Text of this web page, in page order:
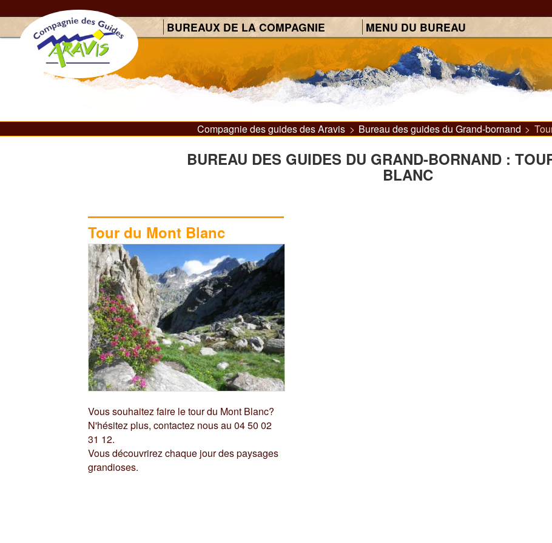
Aller au contenu principal
BUREAUX DE LA COMPAGNIE MENU DU BUREAU
Compagnie des guides des Aravis > Bureau des guides du Grand-bornand >
BUREAU DES GUIDES DU GRAND-BORNAND :
BLANC
Tour du Mont Blanc
Vous souhaitez faire le tour du Mont Blanc?
N'hésitez plus, contactez nous au 04 50 02
31 12.
Vous découvrirez chaque jour des paysages
grandioses.